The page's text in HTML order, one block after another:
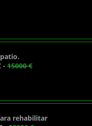
-15000 €
rehabilitar